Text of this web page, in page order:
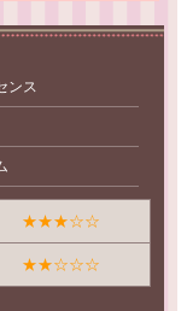
ンス
★★★☆☆
★★☆☆☆